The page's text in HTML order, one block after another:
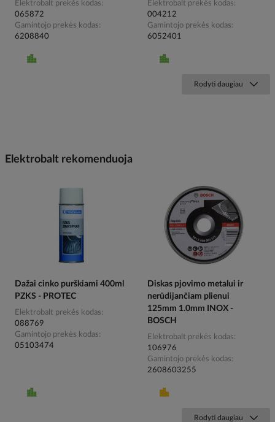
Elektrobalt prekės kodas
065872
Gamintojo prekės kodas
6208840
Elektrobalt prekės kodas
004212
Gamintojo prekės kodas
6052401
Rodyti daugiau
Elektrobalt rekomenduoja
Dažai cinko purškiami 400ml
PZKS - PROTEC
Elektrobalt prekės kodas
088769
Gamintojo prekės kodas
05103474
Diskas pjovimo metalui ir
nerūdijančiam plienui
125mm 1.0mm INOX -
BOSCH
Elektrobalt prekės kodas
106976
Gamintojo prekės kodas
2608603255
Rodyti daugiau